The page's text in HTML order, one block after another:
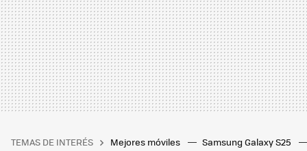
TEMAS DE INTERÉS Mejores móviles Samsung Galaxy S25